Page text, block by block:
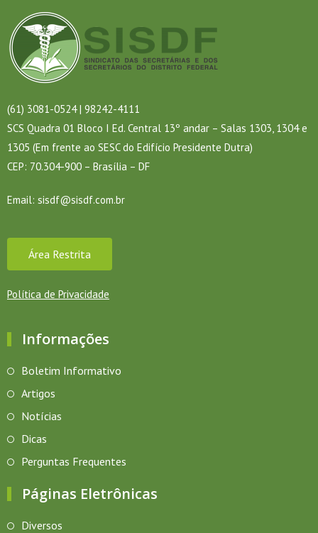
(61) 3081-0524 | 98242-4111
SCS Quadra 01 Bloco I Ed. Central 13º andar – Salas 1303, 1304 e
1305 (Em frente ao SESC do Edifício Presidente Dutra)
CEP: 70.304-900 – Brasília – DF
Email: sisdf@sisdf.com.br
Área Restrita
Política de Privacidade
Informações
Boletim Informativo
Artigos
Notícias
Dicas
Perguntas Frequentes
Páginas Eletrônicas
Diversos